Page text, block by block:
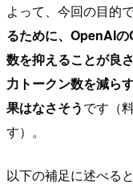
よって、今回の目的で
るために、OpenAI
数を抑えることが良
力トークン数を減ら
果はなさそうです（
す）。
以下の補足に述べる